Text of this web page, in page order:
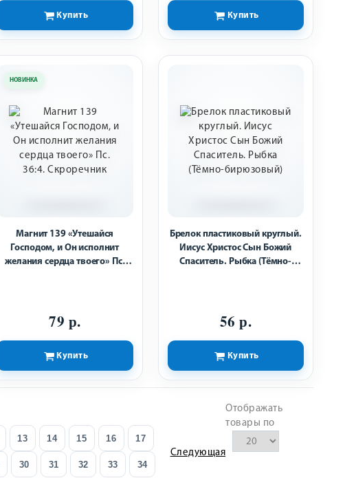
Купить Купить
НОВИНКА
Магнит 139 «Утешайся
Господом, и Он исполнит
желания сердца твоего» Пс.
79 р.
Купить
Брелок пластиковый круглый.
Иисус Христос Сын Божий
Спаситель. Рыбка (Тёмно-
56 р.
Купить
13 14 15 16 17
30 31 32 33 34
Следующая
Отображать
товары по